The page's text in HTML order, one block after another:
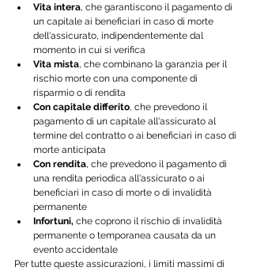
Vita intera, che garantiscono il pagamento di
un capitale ai beneficiari in caso di morte
dell'assicurato, indipendentemente dal
momento in cui si verifica
Vita mista, che combinano la garanzia per il
rischio morte con una componente di
risparmio o di rendita
Con capitale differito, che prevedono il
pagamento di un capitale all'assicurato al
termine del contratto o ai beneficiari in caso di
morte anticipata
Con rendita, che prevedono il pagamento di
una rendita periodica all'assicurato o ai
beneficiari in caso di morte o di invalidità
permanente
Infortuni, che coprono il rischio di invalidità
permanente o temporanea causata da un
evento accidentale
Per tutte queste assicurazioni, i limiti massimi di